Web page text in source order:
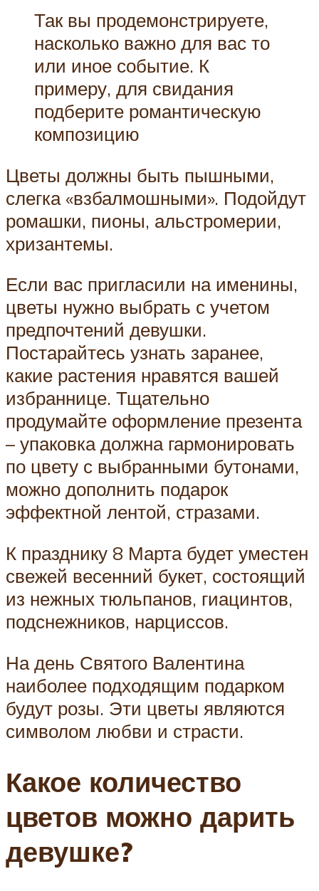
Так вы продемонстрируете,
насколько важно для вас то
или иное событие. К
примеру, для свидания
подберите романтическую
композицию
Цветы должны быть пышными,
слегка «взбалмошными». Подойдут
ромашки, пионы, альстромерии,
хризантемы.
Если вас пригласили на именины,
цветы нужно выбрать с учетом
предпочтений девушки.
Постарайтесь узнать заранее,
какие растения нравятся вашей
избраннице. Тщательно
продумайте оформление презента
– упаковка должна гармонировать
по цвету с выбранными бутонами,
можно дополнить подарок
эффектной лентой, стразами.
К празднику 8 Марта будет уместен
свежей весенний букет, состоящий
из нежных тюльпанов, гиацинтов,
подснежников, нарциссов.
На день Святого Валентина
наиболее подходящим подарком
будут розы. Эти цветы являются
символом любви и страсти.
Какое количество
цветов можно дарить
девушке?